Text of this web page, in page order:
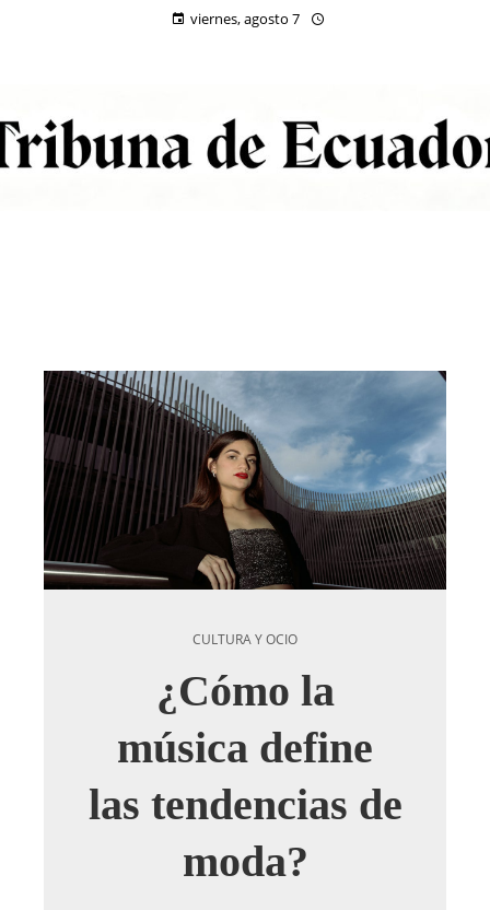
viernes, agosto 7
CULTURA Y OCIO
¿Cómo la
música define
las tendencias de
moda?